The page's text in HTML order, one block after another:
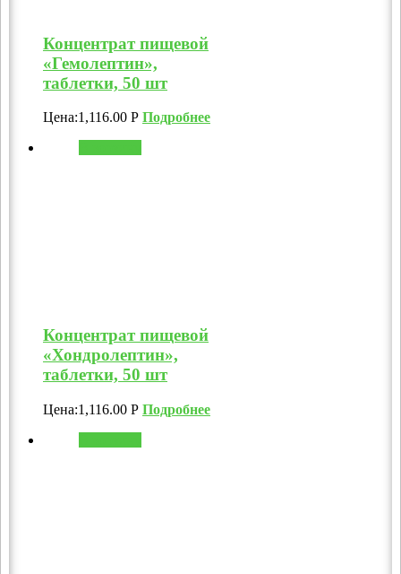
Концентрат пищевой
«Гемолептин»,
таблетки, 50 шт
Цена:1,116.00 Р Подробнее
Концентрат пищевой
«Хондролептин»,
таблетки, 50 шт
Цена:1,116.00 Р Подробнее